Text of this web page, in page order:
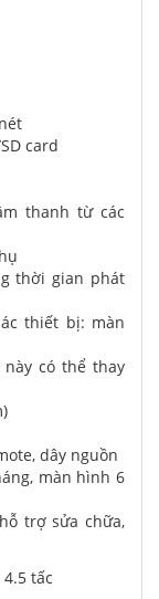
card
thanh từ các
thời gian phát
thiết bị: màn
có thể thay
dây nguồn
màn hình 6
trợ sửa chữa,